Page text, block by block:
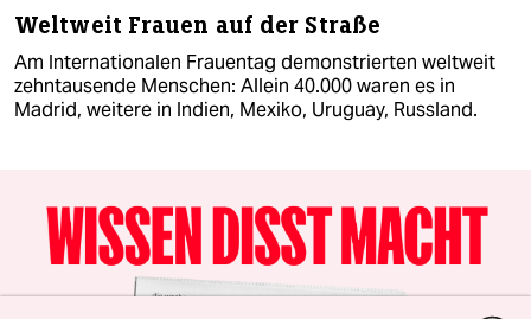
Weltweit Frauen auf der Straße
Am Internationalen Frauentag demonstrierten weltweit
zehntausende Menschen: Allein 40.000 waren es in
Madrid, weitere in Indien, Mexiko, Uruguay, Russland.